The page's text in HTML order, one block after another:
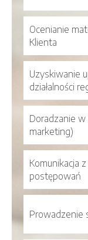
Ocenianie
Klienta
Uzyskiwanie
działalności
Doradzanie
marketing)
Komunikacja
postępowań
Prowadzenie